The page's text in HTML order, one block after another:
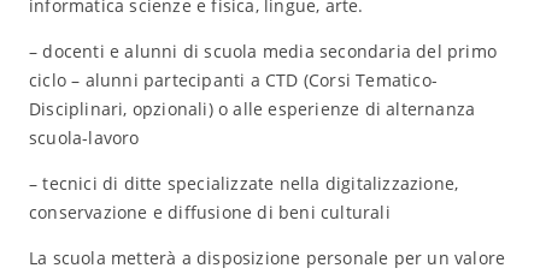
informatica scienze e fisica, lingue, arte.
– docenti e alunni di scuola media secondaria del primo
ciclo – alunni partecipanti a CTD (Corsi Tematico-
Disciplinari, opzionali) o alle esperienze di alternanza
scuola-lavoro
– tecnici di ditte specializzate nella digitalizzazione,
conservazione e diffusione di beni culturali
La scuola metterà a disposizione personale per un valore